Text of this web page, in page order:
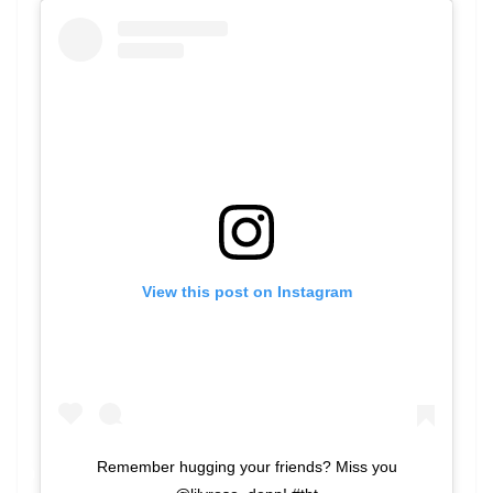
View this post on Instagram
Remember hugging your friends? Miss you